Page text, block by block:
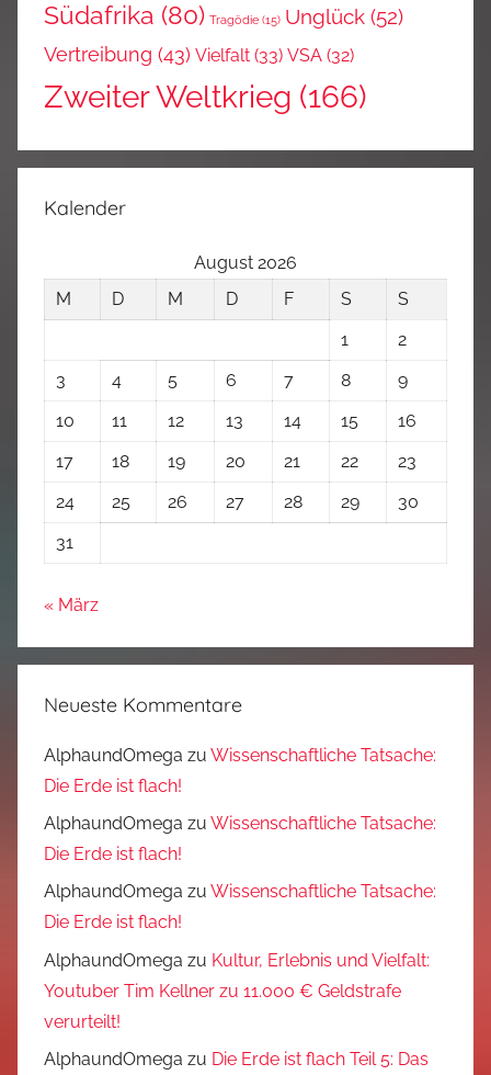
Südafrika (80) Tragödie (15) Unglück (52)
Vertreibung (43) Vielfalt (33) VSA (32)
Zweiter Weltkrieg (166)
Kalender
August 2026
M
D M D F S
S
1
2
3
4 5 6 7 8
9
10
11 12 13 14 15
16
17
18 19 20 21 22
23
24
25 26 27 28 29
30
31
« März
Neueste Kommentare
AlphaundOmega zu Wissenschaftliche Tatsache:
Die Erde ist flach!
AlphaundOmega zu Wissenschaftliche Tatsache:
Die Erde ist flach!
AlphaundOmega zu Wissenschaftliche Tatsache:
Die Erde ist flach!
AlphaundOmega zu Kultur, Erlebnis und Vielfalt:
Youtuber Tim Kellner zu 11.000 € Geldstrafe
verurteilt!
AlphaundOmega zu Die Erde ist flach Teil 5: Das